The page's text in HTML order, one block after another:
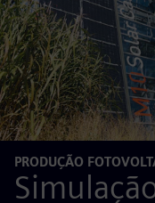
PRODUÇÃO